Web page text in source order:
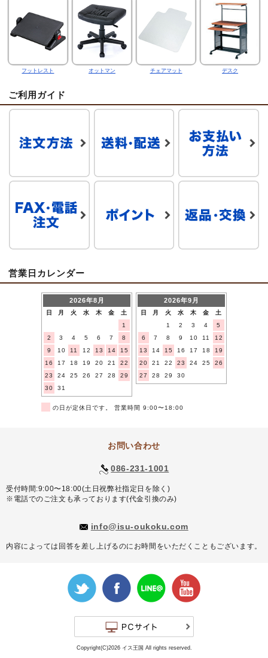
フットレスト オットマン チェアマット デスク
ご利用ガイド
営業日カレンダー
2026年8月
日 月 火 水 木 金
土
1
2
3 4 5 6 7
8
9
10 11 12 13 14
15
16
17 18 19 20 21
22
23
24 25 26 27 28
29
30
31
2026年9月
日 月 火 水 木 金
土
1
2 3 4
5
6
7 8 9 10 11
12
13
14 15 16 17 18
19
20
21 22 23 24 25
26
27
28 29 30
の日が定休日です。 営業時間 9:00〜18:00
お問い合わせ
086-231-1001
受付時間:9:00〜18:00(土日祝弊社指定日を除く)
※電話でのご注文も承っております(代金引換のみ)
info@isu-oukoku.com
内容によっては回答を差し上げるのにお時間をいただくこともございます。
Copyright(C)2026 イス王国 All rights reserved.